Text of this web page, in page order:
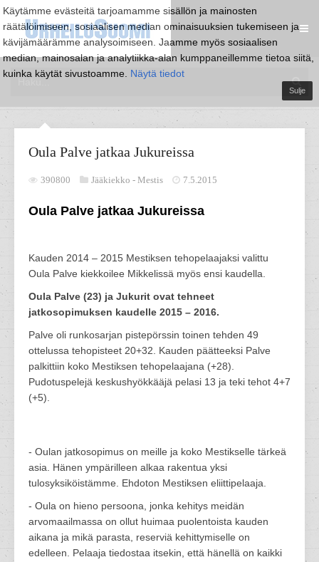
Käytämme evästeitä tarjoamamme sisällön ja mainosten
räätälöimiseen, sosiaalisen median ominaisuuksien tukemiseen ja
kävijämäärämme analysoimiseen. Jaamme myös sosiaalisen
median, mainosalan ja analytiikka-alan kumppaneillemme tietoa siitä,
kuinka käytät sivustoamme. Näytä tiedot
Sulje
Oula Palve jatkaa Jukureissa
390800 Jääkiekko - Mestis 7.5.2015
Oula Palve jatkaa Jukureissa
Kauden 2014 – 2015 Mestiksen tehopelaajaksi valittu
Oula Palve kiekkoilee Mikkelissä myös ensi kaudella.
Oula Palve (23) ja Jukurit ovat tehneet
jatkosopimuksen kaudelle 2015 – 2016.
Palve oli runkosarjan pistepörssin toinen tehden 49
ottelussa tehopisteet 20+32. Kauden päätteeksi Palve
palkittiin koko Mestiksen tehopelaajana (+28).
Pudotuspelejä keskushyökkääjä pelasi 13 ja teki tehot 4+7
(+5).
- Oulan jatkosopimus on meille ja koko Mestikselle tärkeä
asia. Hänen ympärilleen alkaa rakentua yksi
tulosyksiköistämme. Ehdoton Mestiksen eliittipelaaja.
- Oula on hieno persoona, jonka kehitys meidän
arvomaailmassa on ollut huimaa puolentoista kauden
aikana ja mikä parasta, reserviä kehittymiselle on
edelleen. Pelaaja tiedostaa itsekin, että hänellä on kaikki